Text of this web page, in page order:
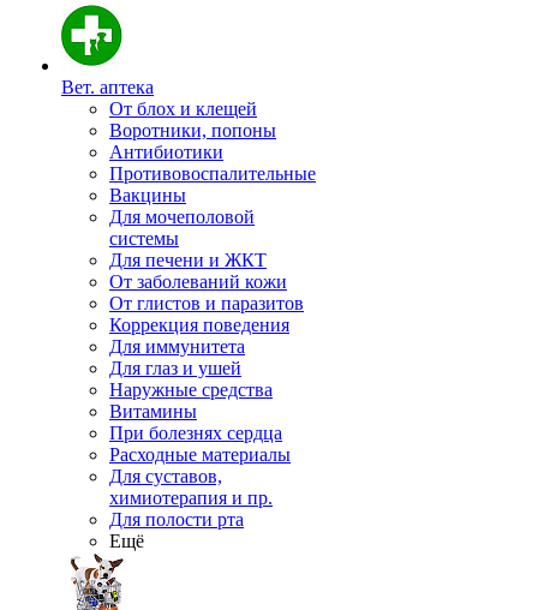
Вет. аптека
От блох и клещей
Воротники, попоны
Антибиотики
Противовоспалительные
Вакцины
Для мочеполовой
системы
Для печени и ЖКТ
От заболеваний кожи
От глистов и паразитов
Коррекция поведения
Для иммунитета
Для глаз и ушей
Наружные средства
Витамины
При болезнях сердца
Расходные материалы
Для суставов,
химиотерапия и пр.
Для полости рта
Ещё